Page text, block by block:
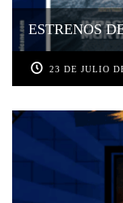
ESTRENOS
23 DE JULIO